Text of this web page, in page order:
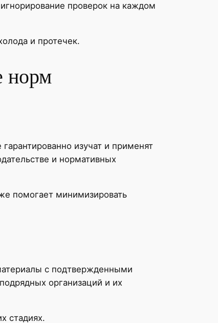
проверок на каждом
и протечек.
норм
изучат и применят
и нормативных
помогает минимизировать
с подтвержденными
организаций и их
стадиях.